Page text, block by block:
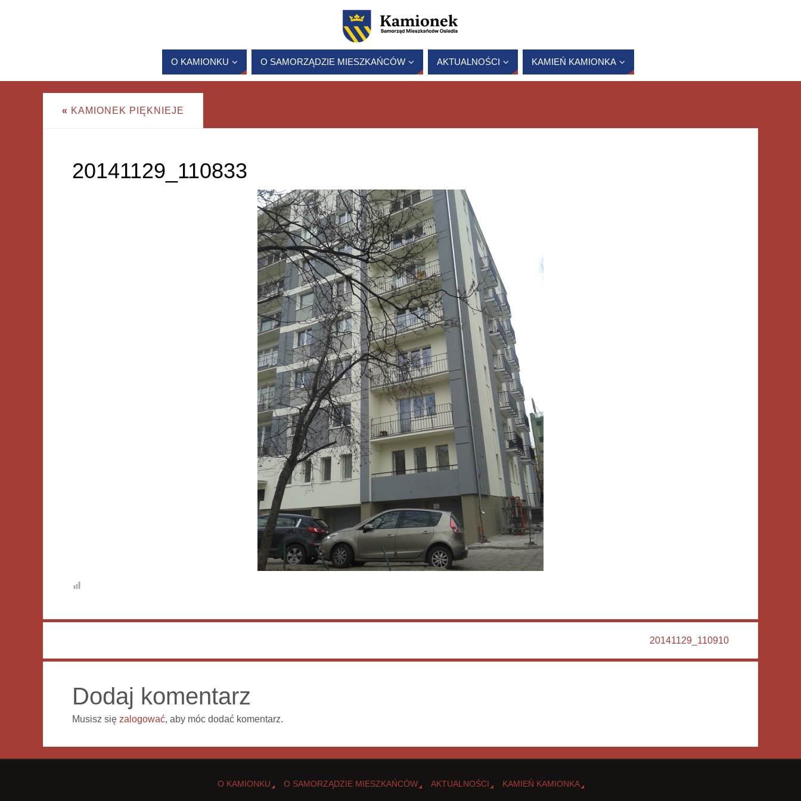
O KAMIONKU O SAMORZĄDZIE MIESZKAŃCÓW AKTUALNOŚCI KAMIEŃ KAMIONKA
« KAMIONEK PIĘKNIEJE
20141129_110833
20141129_110910
Dodaj komentarz
Musisz się zalogować, aby móc dodać komentarz.
O KAMIONKU O SAMORZĄDZIE MIESZKAŃCÓW AKTUALNOŚCI KAMIEŃ KAMIONKA